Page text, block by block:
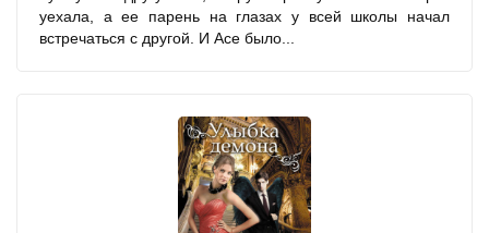
уехала, а ее парень на глазах у всей школы начал
встречаться с другой. И Асе было...